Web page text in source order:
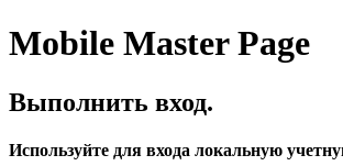
Mobile Master Page
Выполнить вход.
Используйте для входа локальную